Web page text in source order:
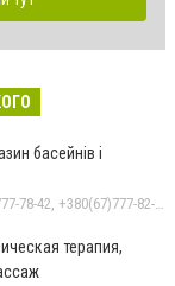
басейнів і
терапия,